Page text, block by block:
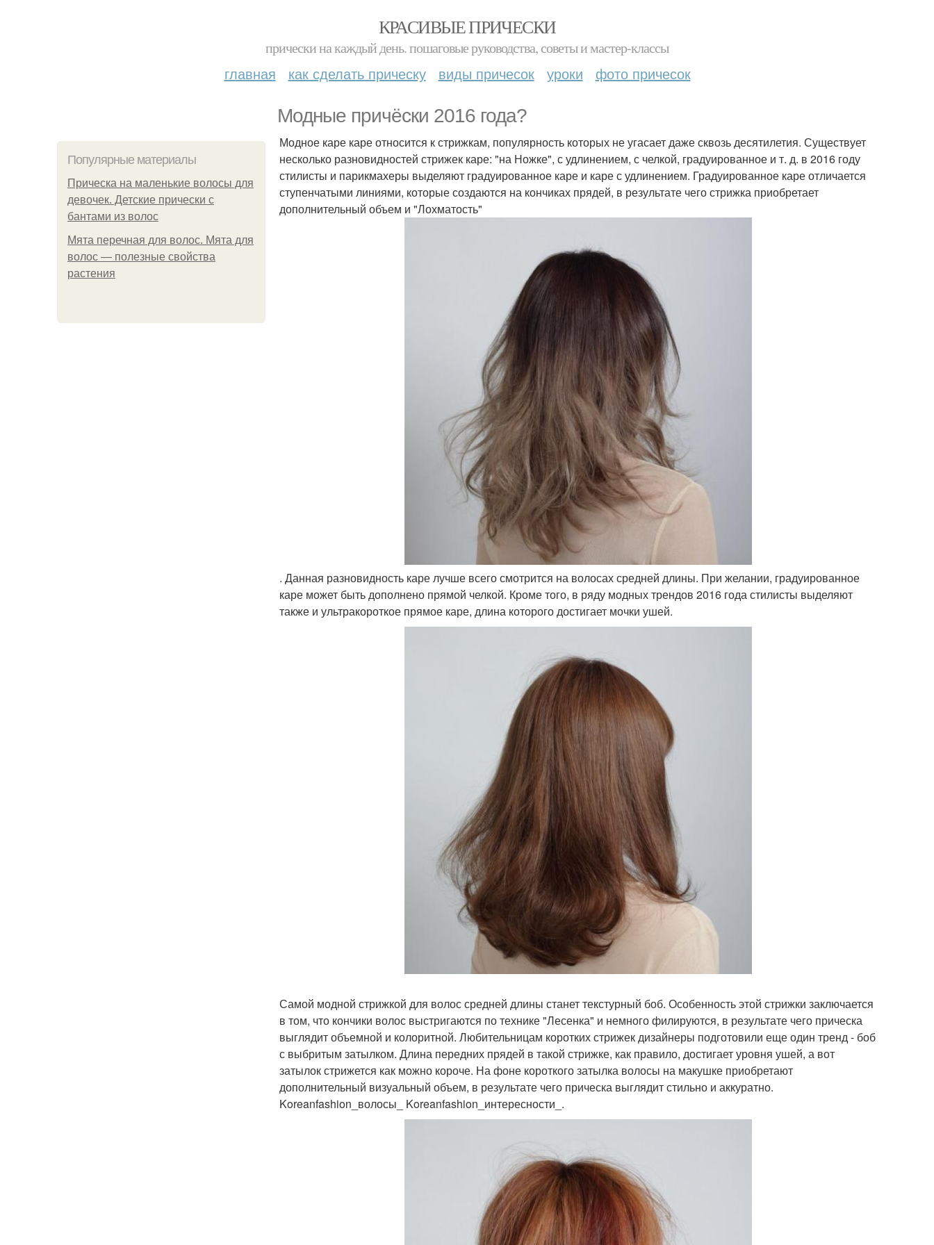
КРАСИВЫЕ ПРИЧЕСКИ
прически на каждый день. пошаговые руководства, советы и мастер-классы
главная как сделать прическу виды причесок уроки фото причесок
Модные причёски 2016 года?
Популярные материалы
Прическа на маленькие волосы для
девочек. Детские прически с
бантами из волос
Мята перечная для волос. Мята для
волос — полезные свойства
растения
Модное каре каре относится к стрижкам, популярность которых не угасает даже сквозь десятилетия. Существует
несколько разновидностей стрижек каре: "на Ножке", с удлинением, с челкой, градуированное и т. д. в 2016 году
стилисты и парикмахеры выделяют градуированное каре и каре с удлинением. Градуированное каре отличается
ступенчатыми линиями, которые создаются на кончиках прядей, в результате чего стрижка приобретает
дополнительный объем и "Лохматость"
. Данная разновидность каре лучше всего смотрится на волосах средней длины. При желании, градуированное
каре может быть дополнено прямой челкой. Кроме того, в ряду модных трендов 2016 года стилисты выделяют
также и ультракороткое прямое каре, длина которого достигает мочки ушей.
Самой модной стрижкой для волос средней длины станет текстурный боб. Особенность этой стрижки заключается
в том, что кончики волос выстригаются по технике "Лесенка" и немного филируются, в результате чего прическа
выглядит объемной и колоритной. Любительницам коротких стрижек дизайнеры подготовили еще один тренд - боб
с выбритым затылком. Длина передних прядей в такой стрижке, как правило, достигает уровня ушей, а вот
затылок стрижется как можно короче. На фоне короткого затылка волосы на макушке приобретают
дополнительный визуальный объем, в результате чего прическа выглядит стильно и аккуратно.
Koreanfashion_волосы_ Koreanfashion_интересности_.